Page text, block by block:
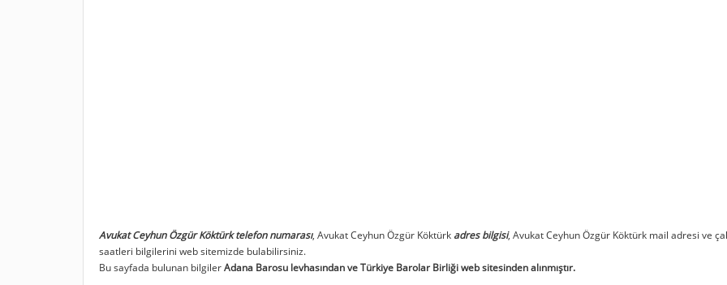
Avukat Ceyhun Özgür Köktürk telefon numarası, Avukat Ceyhun Özgür Köktürk adres bilgisi, Avukat Ceyhun Özgür Köktürk mail adresi ve
saatleri bilgilerini web sitemizde bulabilirsiniz.
Bu sayfada bulunan bilgilerAdana Barosu levhasından ve Türkiye Barolar Birliği web sitesinden alınmıştır.